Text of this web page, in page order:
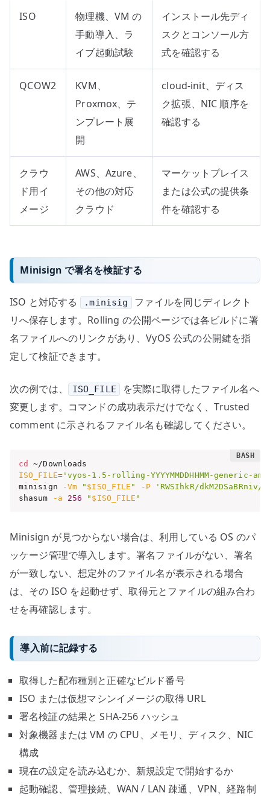
ISO
物理機、VM の
手動導入、ラ
イブ起動試験
インストール先ディ
スクとコンソール方
式を確認する
QCOW2
KVM、
Proxmox、テ
ンプレート展
開
cloud-init、ディス
ク拡張、NIC 順序を
確認する
クラウ
ド用イ
メージ
AWS、Azure、
その他の対応
クラウド
マーケットプレイス
または公式の提供条
件を確認する
Minisign で署名を検証する
ISO と対応する .minisig
ファイルを同じディレクト
リへ保存します。Rolling の公開ページでは各ビルドに署
名ファイルへのリンクがあり、VyOS 公式の公開鍵を指
定して検証できます。
次の例では、 ISO_FILE
を実際に取得したファイル名へ
変更します。コマンドの成功表示だけでなく、Trusted
comment に示されるファイル名も確認してください。
cd
ISO_FILE='vyos-1.5-rolling-YYYYMMDDHHMM-generic-
minisign
-Vm " $ISO_FILE " -P
'RWSIhkR/dkM2DSaBRniv/
shasum
-a 256 " $ISO_FILE "
Minisign が見つからない場合は、利用している OS のパ
ッケージ管理で導入します。署名ファイルがない、署名
が一致しない、想定外のファイル名が表示される場合
は、その ISO を起動せず、取得元とファイルの組み合わ
せを再確認します。
導入前に記録する
取得した配布種別と正確なビルド番号
ISO または仮想マシンイメージの取得 URL
署名検証の結果と SHA-256 ハッシュ
対象機器または VM の CPU、メモリ、ディスク、NIC
構成
現在の設定を読み込むか、新規設定で開始するか
起動確認、管理接続、WAN / LAN 疎通、VPN、経路制